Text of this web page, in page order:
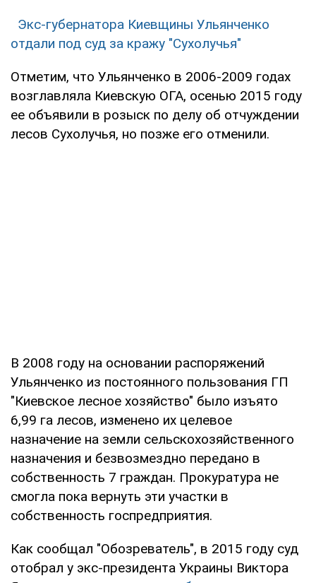
Экс-губернатора Киевщины Ульянченко
отдали под суд за кражу "Сухолучья"
Отметим, что Ульянченко в 2006-2009 годах
возглавляла Киевскую ОГА, осенью 2015 году
ее объявили в розыск по делу об отчуждении
лесов Сухолучья, но позже его отменили.
В 2008 году на основании распоряжений
Ульянченко из постоянного пользования ГП
"Киевское лесное хозяйство" было изъято
6,99 га лесов, изменено их целевое
назначение на земли сельскохозяйственного
назначения и безвозмездно передано в
собственность 7 граждан. Прокуратура не
смогла пока вернуть эти участки в
собственность госпредприятия.
Как сообщал "Обозреватель", в 2015 году суд
отобрал у экс-президента Украины Виктора